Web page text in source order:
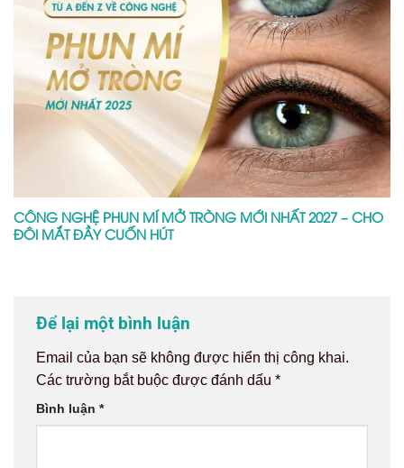
CÔNG NGHỆ PHUN MÍ MỞ TRÒNG MỚI NHẤT 2027 – CHO
ĐÔI MẮT ĐẦY CUỐN HÚT
Để lại một bình luận
Email của bạn sẽ không được hiển thị công khai.
Các trường bắt buộc được đánh dấu *
Bình luận *